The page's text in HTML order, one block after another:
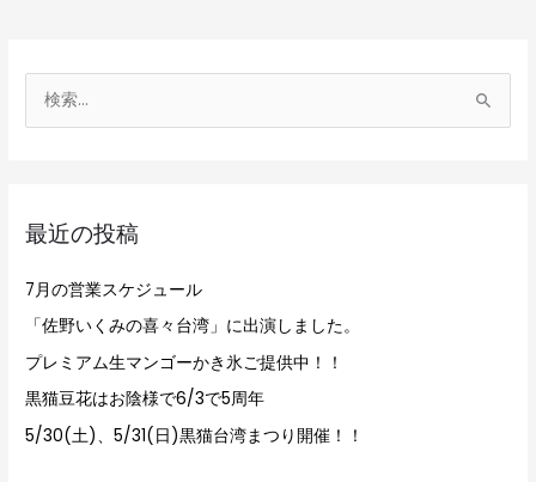
索
:最近の投稿
7月の営業スケジュール
「佐野いくみの喜々台湾」に出演しました。
プレミアム生マンゴーかき氷ご提供中！！
黒猫豆花はお陰様で6/3で5周年
5/30(土)、5/31(日)黒猫台湾まつり開催！！